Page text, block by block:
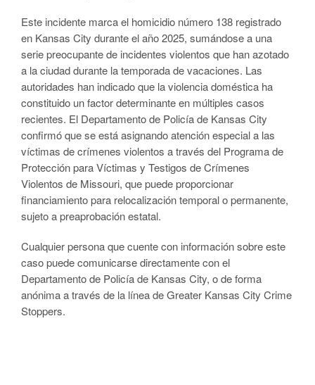
Este incidente marca el homicidio número 138 registrado
en Kansas City durante el año 2025, sumándose a una
serie preocupante de incidentes violentos que han azotado
a la ciudad durante la temporada de vacaciones. Las
autoridades han indicado que la violencia doméstica ha
constituido un factor determinante en múltiples casos
recientes. El Departamento de Policía de Kansas City
confirmó que se está asignando atención especial a las
víctimas de crímenes violentos a través del Programa de
Protección para Víctimas y Testigos de Crímenes
Violentos de Missouri, que puede proporcionar
financiamiento para relocalización temporal o permanente,
sujeto a preaprobación estatal.
Cualquier persona que cuente con información sobre este
caso puede comunicarse directamente con el
Departamento de Policía de Kansas City, o de forma
anónima a través de la línea de Greater Kansas City Crime
Stoppers.